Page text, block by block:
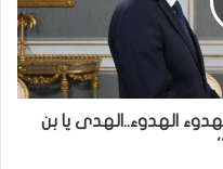
الهدوء..الهدى يا بن